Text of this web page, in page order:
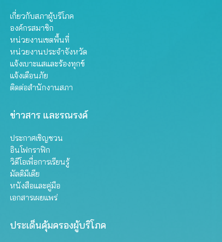
เกี่ยวกับสภาผู้บริโภค
องค์กรสมาชิก
หน่วยงานเขตพื้นที่
หน่วยงานประจำจังหวัด
แจ้งเบาะแสและร้องทุกข์
แจ้งเตือนภัย
ติดต่อสำนักงานสภา
ข่าวสาร และรณรงค์
ประกาศเชิญชวน
อินโฟกราฟิก
วิดีโอเพื่อการเรียนรู้
มัลติมีเดีย
หนังสือและคู่มือ
เอกสารเผยแพร่
ประเด็นคุ้มครองผู้บริโภค